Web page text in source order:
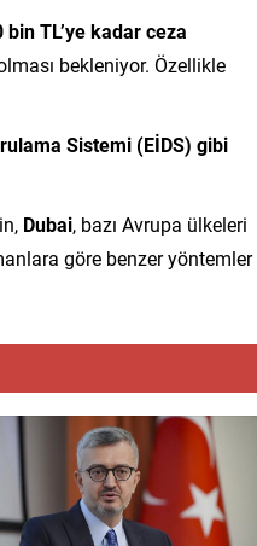
TL’ye kadar ceza
bekleniyor. Özellikle
Sistemi (EİDS) gibi
Dubai, bazı Avrupa ülkeleri
göre benzer yöntemler